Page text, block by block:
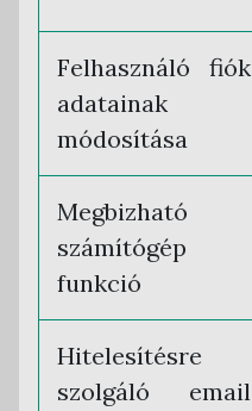
Felhasználó fiók
adatainak
módosítása
Megbizható
számítógép
funkció
Hitelesítésre
szolgáló email